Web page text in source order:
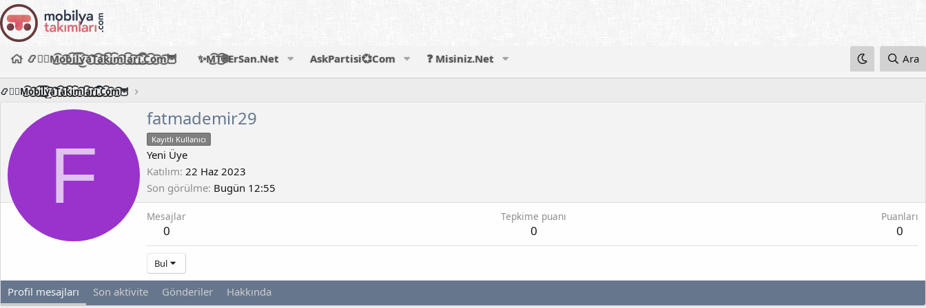
📿🧙‍♂️M͜͡o͜͡b͜͡i͜͡l͜͡y͜͡a͜͡T͜͡a͜͡k͜͡i͜͡m͜͡l͜͡a͜͡r͜͡i͜͡.͜͡C͜͡o͜͡m͜͡🦉 ✨M͜͡T͜͡🌐ErSan.Net AskPartisi💞Com ❓ Misiniz.Net Ara
📿🧙‍♂️M͜͡o͜͡b͜͡i͜͡l͜͡y͜͡a͜͡T͜͡a͜͡k͜͡i͜͡m͜͡l͜͡a͜͡r͜͡i͜͡.͜͡C͜͡o͜͡m͜͡🦉
F
fatmademir29
Kayıtlı Kullanıcı
Yeni Üye
Katılım 22 Haz 2023
Son görülme Bugün 12:55
Mesajlar
0
Tepkime puanı
0
Puanları
0
Bul
Profil mesajları Son aktivite Gönderiler Hakkında